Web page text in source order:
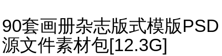
90套画册杂志版式模版PSD
源文件素材包[12.3G]